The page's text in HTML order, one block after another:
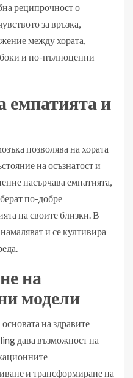
реципрочност о
за връзка,
между хората,
и по-пълноценни
емпатията и
позволява на хората
на осъзнатост и
насърчава емпатията,
по-добре
на своите близки. В
и се култивира
на
модели
на здравите
дава възможност на
и трансформиране на